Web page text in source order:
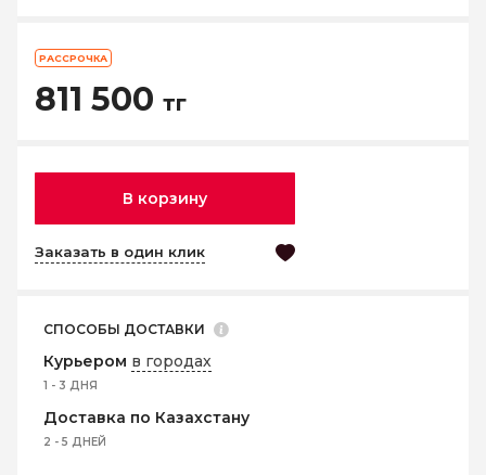
РАССРОЧКА
811 500 тг
В корзину
Заказать в один клик
СПОСОБЫ ДОСТАВКИ
Курьером в городах
1 - 3 ДНЯ
Доставка по Казахстану
2 - 5 ДНЕЙ